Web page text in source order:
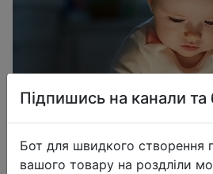
Підпишись на канали та
Бот для швидкого створення
вашого товару на роздліли